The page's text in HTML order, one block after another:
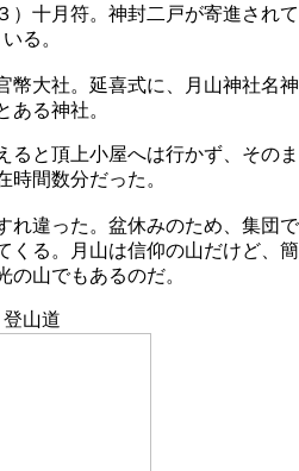
）十月符。神封二戸が寄進されて
いる。
幣大社。延喜式に、月山神社名神
ある神社。
ると頂上小屋へは行かず、そのま
時間数分だった。
れ違った。盆休みのため、集団で
くる。月山は信仰の山だけど、簡
の山でもあるのだ。
登山道